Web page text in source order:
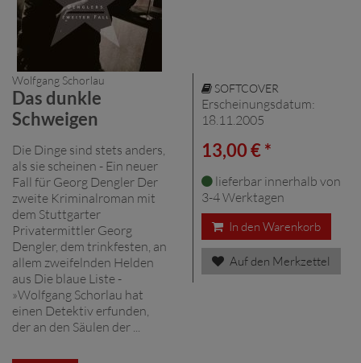
Wolfgang Schorlau
Das dunkle
Schweigen
Die Dinge sind stets anders,
als sie scheinen - Ein neuer
Fall für Georg Dengler Der
zweite Kriminalroman mit
dem Stuttgarter
Privatermittler Georg
Dengler, dem trinkfesten, an
allem zweifelnden Helden
aus Die blaue Liste -
»Wolfgang Schorlau hat
einen Detektiv erfunden,
der an den Säulen der ...
SOFTCOVER
Erscheinungsdatum:
18.11.2005
13,00 € *
lieferbar innerhalb von
3-4 Werktagen
In den Warenkorb
Auf den Merkzettel